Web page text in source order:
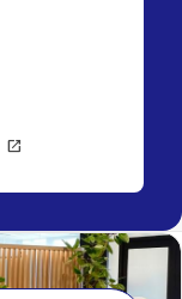
open_in_new